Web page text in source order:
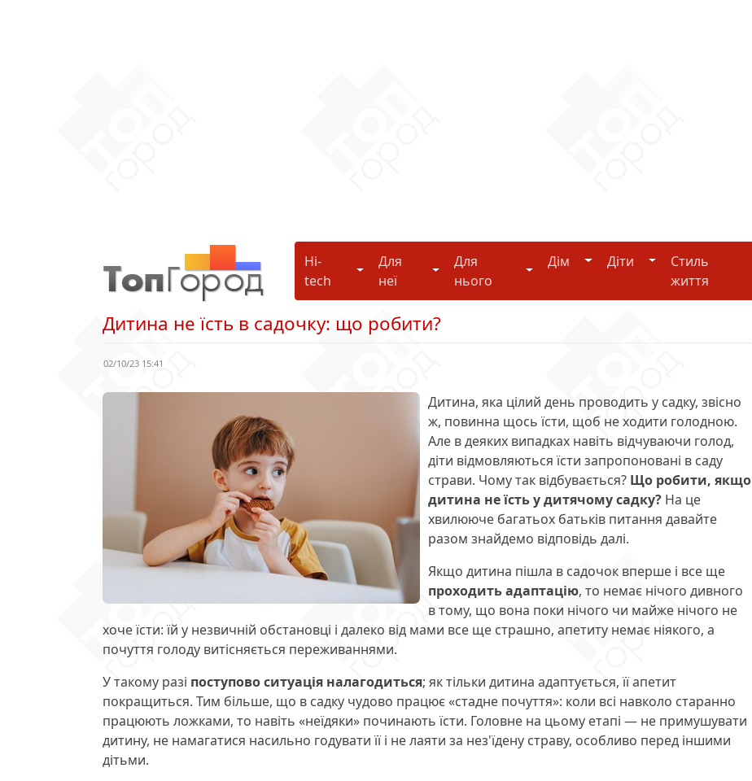
Hi-
tech
Hi-tech
Для
неї
Для неї
Для
нього
Для нього
Дім Дім Діти ДітиСтиль
життя
Дитина не їсть в садочку: що робити?
02/10/23 15:41
Дитина, яка цілий день проводить у садку, звісно
ж, повинна щось їсти, щоб не ходити голодною.
Але в деяких випадках навіть відчуваючи голод,
діти відмовляються їсти запропоновані в саду
страви. Чому так відбувається? Що робити, якщо
дитина не їсть у дитячому садку? На це
хвилююче багатьох батьків питання давайте
разом знайдемо відповідь далі.
Якщо дитина пішла в садочок вперше і все ще
проходить адаптацію, то немає нічого дивного
в тому, що вона поки нічого чи майже нічого не
хоче їсти: їй у незвичній обстановці і далеко від мами все ще страшно, апетиту немає ніякого, а
почуття голоду витісняється переживаннями.
У такому разі поступово ситуація налагодиться; як тільки дитина адаптується, її апетит
покращиться. Тим більше, що в садку чудово працює «стадне почуття»: коли всі навколо старанно
працюють ложками, то навіть «неїдяки» починають їсти. Головне на цьому етапі — не примушувати
дитину, не намагатися насильно годувати її і не лаяти за нез'їдену страву, особливо перед іншими
дітьми.